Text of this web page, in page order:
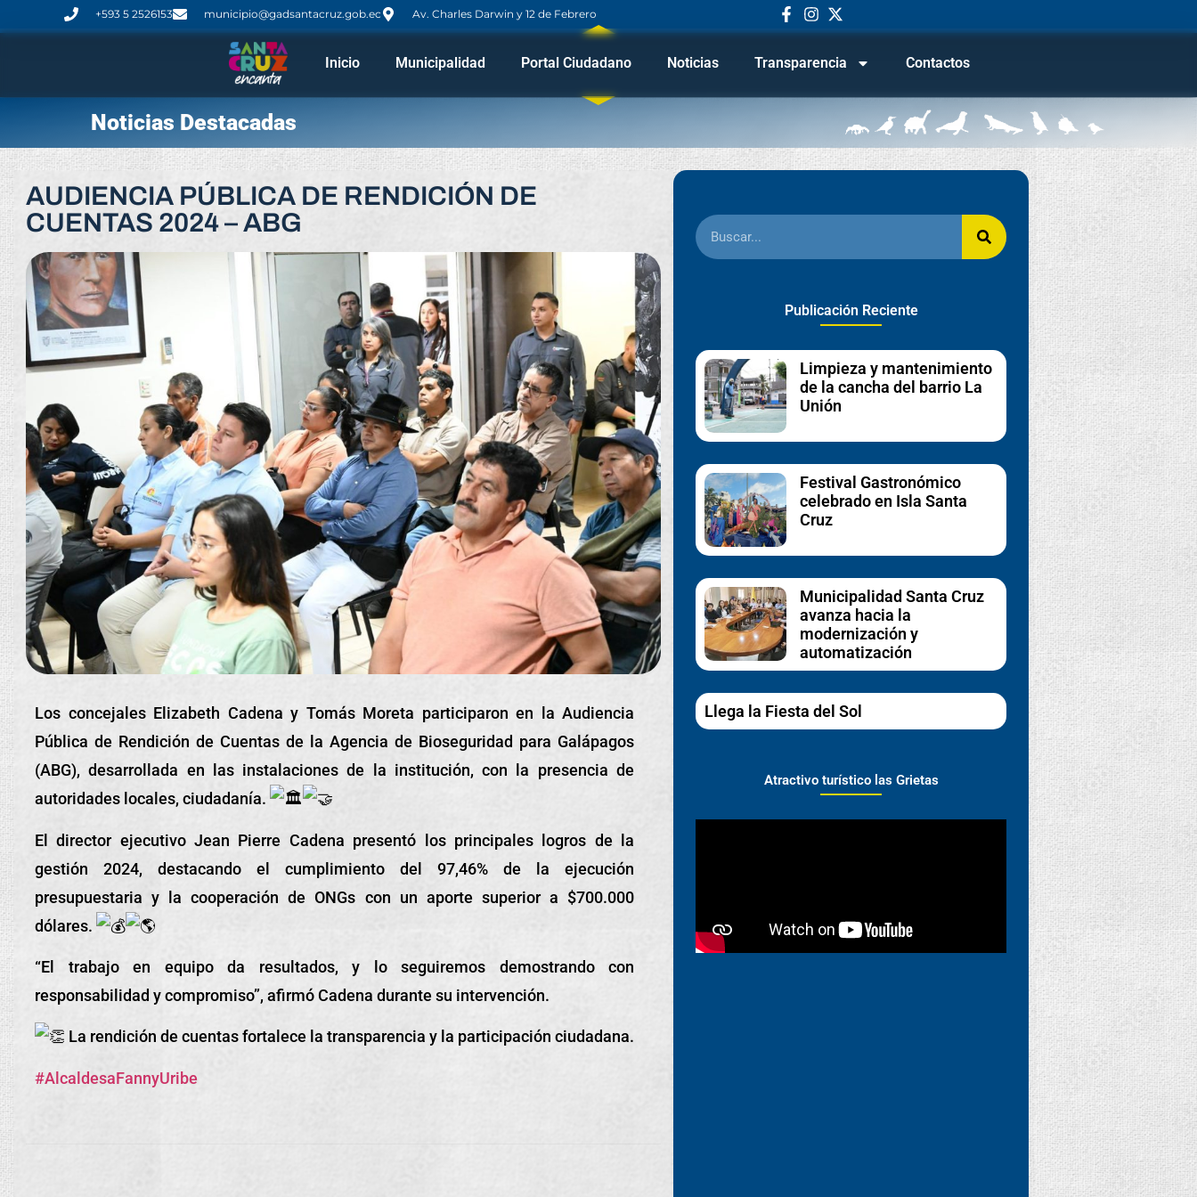
+593 5 2526153 municipio@gadsantacruz.gob.ec Av. Charles Darwin y 12 de Febrero
Inicio Municipalidad Portal Ciudadano Noticias Transparencia Contactos
Noticias Destacadas
AUDIENCIA PÚBLICA DE RENDICIÓN DE
CUENTAS 2024 – ABG
Los concejales Elizabeth Cadena y Tomás Moreta participaron en la Audiencia
Pública de Rendición de Cuentas de la Agencia de Bioseguridad para Galápagos
(ABG), desarrollada en las instalaciones de la institución, con la presencia de
autoridades locales, ciudadanía.
El director ejecutivo Jean Pierre Cadena presentó los principales logros de la
gestión 2024, destacando el cumplimiento del 97,46% de la ejecución
presupuestaria y la cooperación de ONGs con un aporte superior a $700.000
dólares.
“El trabajo en equipo da resultados, y lo seguiremos demostrando con
responsabilidad y compromiso”, afirmó Cadena durante su intervención.
La rendición de cuentas fortalece la transparencia y la participación ciudadana.
#AlcaldesaFannyUribe
Publicación Reciente
Limpieza y mantenimiento
de la cancha del barrio La
Unión
Festival Gastronómico
celebrado en Isla Santa
Cruz
Municipalidad Santa Cruz
avanza hacia la
modernización y
automatización
Llega la Fiesta del Sol
Atractivo turístico las Grietas